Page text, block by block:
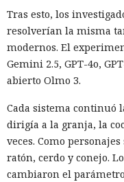
Tras esto, los
resolverían la misma
modernos. El
Gemini 2.5, GPT-4o,
abierto Olmo 3.
Cada sistema continuó
dirigía a la granja, la
veces. Como
ratón, cerdo y conejo.
cambiaron el